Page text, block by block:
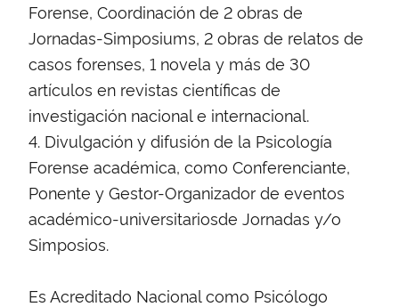
Forense, Coordinación de 2 obras de
Jornadas-Simposiums, 2 obras de relatos de
casos forenses, 1 novela y más de 30
artículos en revistas científicas de
investigación nacional e internacional.
4. Divulgación y difusión de la Psicología
Forense académica, como Conferenciante,
Ponente y Gestor-Organizador de eventos
académico-universitariosde Jornadas y/o
Simposios.
Es Acreditado Nacional como Psicólogo